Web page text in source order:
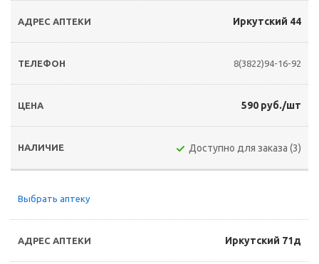
Иркутский 44
8(3822)94-16-92
590 руб./шт
Доступно для заказа (3)
Выбрать аптеку
Иркутский 71д